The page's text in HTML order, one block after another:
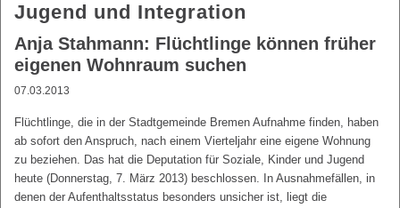
Jugend und Integration
Anja Stahmann: Flüchtlinge können früher
eigenen Wohnraum suchen
07.03.2013
Flüchtlinge, die in der Stadtgemeinde Bremen Aufnahme finden, haben
ab sofort den Anspruch, nach einem Vierteljahr eine eigene Wohnung
zu beziehen. Das hat die Deputation für Soziale, Kinder und Jugend
heute (Donnerstag, 7. März 2013) beschlossen. In Ausnahmefällen, in
denen der Aufenthaltsstatus besonders unsicher ist, liegt die